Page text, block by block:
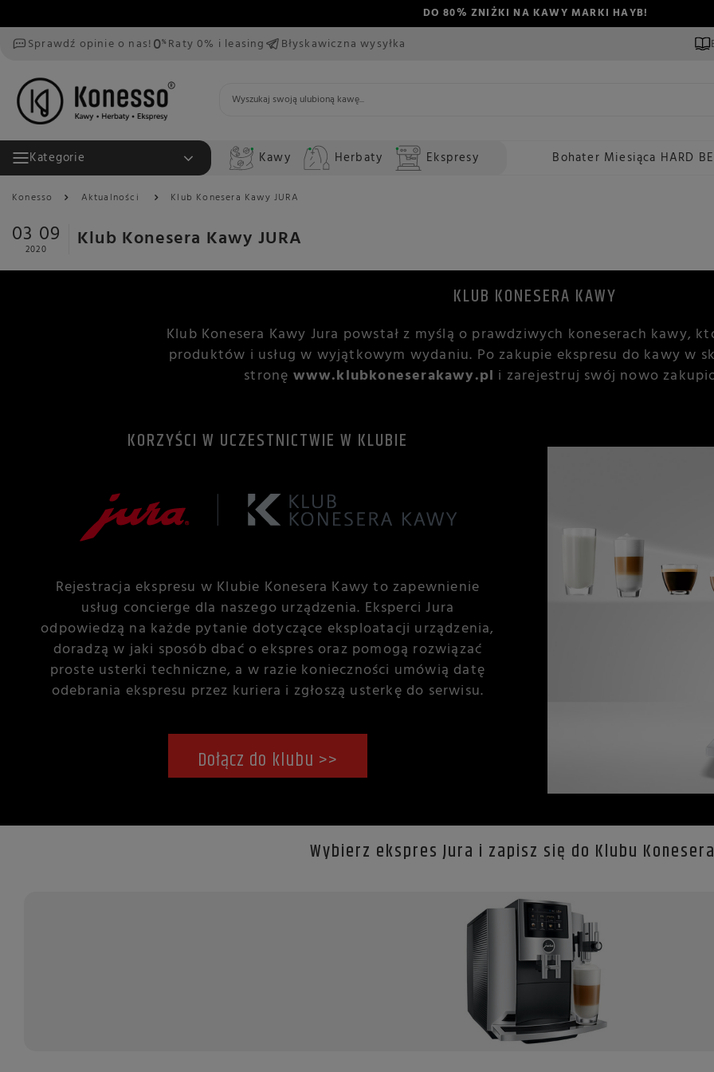
DO 80% ZNIŻKI NA KAWY MARKI HAYB!
Sprawdź opinie o nas!
Raty 0% i leasing Błyskawiczna wysyłka
Kategorie Kawy Herbaty Ekspresy Bohater Miesiąca HARD
Konesso Aktualności Klub Konesera Kawy JURA
03 09
2020 Klub Konesera Kawy JURA
KLUB KONESERA KAWY
Klub Konesera Kawy Jura powstał z myślą o prawdziwych koneserach kawy,
produktów i usług w wyjątkowym wydaniu. Po zakupie ekspresu do kawy w
stronę www.klubkoneserakawy.pl i zarejestruj swój nowo
KORZYŚCI W UCZESTNICTWIE W KLUBIE
Rejestracja ekspresu w Klubie Konesera Kawy to zapewnienie
usług concierge dla naszego urządzenia. Eksperci Jura
odpowiedzą na każde pytanie dotyczące eksploatacji urządzenia,
doradzą w jaki sposób dbać o ekspres oraz pomogą rozwiązać
proste usterki techniczne, a w razie konieczności umówią datę
odebrania ekspresu przez kuriera i zgłoszą usterkę do serwisu.
Dołącz do klubu >>
Wybierz ekspres Jura i zapisz się do Klubu